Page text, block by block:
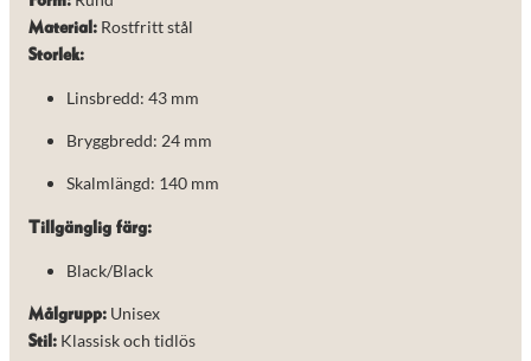
Material: Rostfritt stål
Storlek:
Linsbredd: 43 mm
Bryggbredd: 24 mm
Skalmlängd: 140 mm
Tillgänglig färg:
Black/Black
Målgrupp: Unisex
Stil: Klassisk och tidlös
möjligt under
ditt besök.
Om du nekar
kakorna
funktionalitet
från
Marknadsföring
Genom att dela
med dig av dina
intressen och ditt